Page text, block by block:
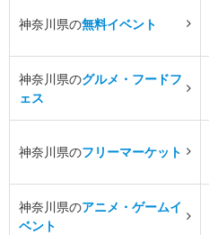
神奈川県の無料イベント
神奈川県のグルメ・フードフ
ェス
神奈川県のフリーマーケット
神奈川県のアニメ・ゲームイ
ベント